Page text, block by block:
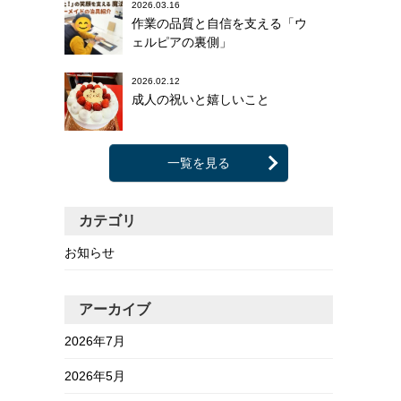
2026.03.16
作業の品質と自信を支える「ウ
ェルピアの裏側」
2026.02.12
成人の祝いと嬉しいこと
一覧を見る
カテゴリ
お知らせ
アーカイブ
2026年7月
2026年5月